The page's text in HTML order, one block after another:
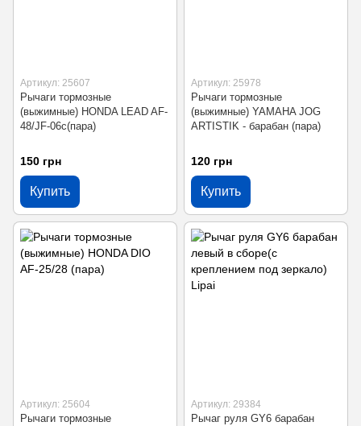
Артикул: 25607
Рычаги тормозные
(выжимные) HONDA LEAD AF-
48/JF-06с(пара)
150 грн
Купить
Артикул: 25978
Рычаги тормозные
(выжимные) YAMAHA JOG
ARTISTIK - барабан (пара)
120 грн
Купить
Артикул: 25604
Рычаги тормозные
Артикул: 29384
Рычаг руля GY6 барабан